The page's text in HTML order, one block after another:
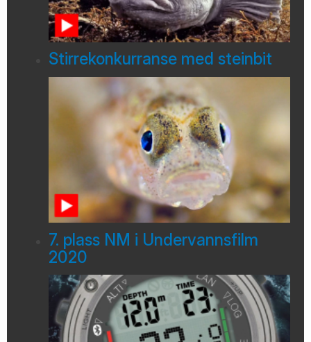
Stirrekonkurranse med steinbit
7. plass NM i Undervannsfilm
2020